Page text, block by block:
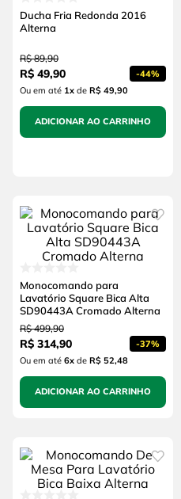
Ducha Fria Redonda 2016
Alterna
R$ 89,90
R$ 49,90 -44%
Ou em até 1xde R$ 49,90
ADICIONAR AO CARRINHO
Monocomando para
Lavatório Square Bica Alta
SD90443A Cromado Alterna
R$ 499,90
R$ 314,90 -37%
Ou em até 6xde R$ 52,48
ADICIONAR AO CARRINHO